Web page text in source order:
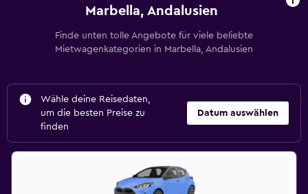
Marbella, Andalusien
Finde unten tolle Angebote für viele beliebte
Mietwagenkategorien in Marbella, Andalusien
Wähle deine Reisedaten,
um die besten Preise zu
finden
Datum auswählen